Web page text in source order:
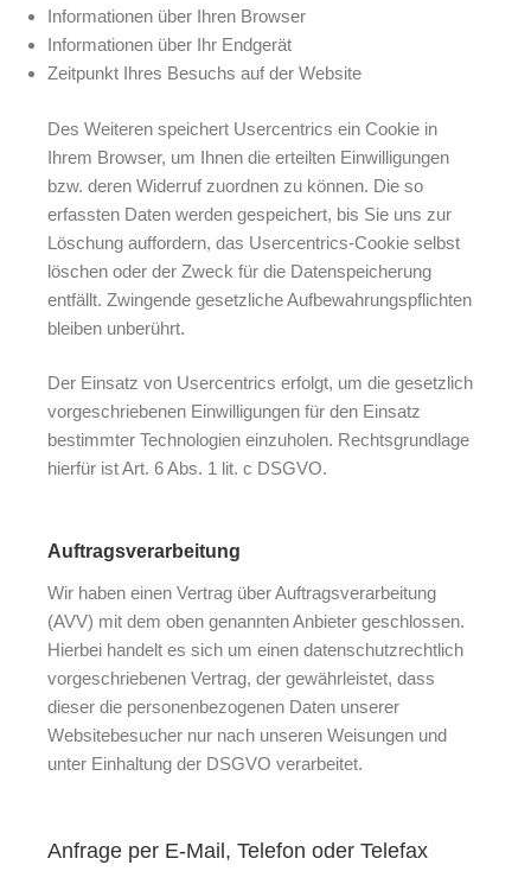
Informationen über Ihren Browser
Informationen über Ihr Endgerät
Zeitpunkt Ihres Besuchs auf der Website
Des Weiteren speichert Usercentrics ein Cookie in
Ihrem Browser, um Ihnen die erteilten Einwilligungen
bzw. deren Widerruf zuordnen zu können. Die so
erfassten Daten werden gespeichert, bis Sie uns zur
Löschung auffordern, das Usercentrics-Cookie selbst
löschen oder der Zweck für die Datenspeicherung
entfällt. Zwingende gesetzliche Aufbewahrungspflichten
bleiben unberührt.
Der Einsatz von Usercentrics erfolgt, um die gesetzlich
vorgeschriebenen Einwilligungen für den Einsatz
bestimmter Technologien einzuholen. Rechtsgrundlage
hierfür ist Art. 6 Abs. 1 lit. c DSGVO.
Auftragsverarbeitung
Wir haben einen Vertrag über Auftragsverarbeitung
(AVV) mit dem oben genannten Anbieter geschlossen.
Hierbei handelt es sich um einen datenschutzrechtlich
vorgeschriebenen Vertrag, der gewährleistet, dass
dieser die personenbezogenen Daten unserer
Websitebesucher nur nach unseren Weisungen und
unter Einhaltung der DSGVO verarbeitet.
Anfrage per E-Mail, Telefon oder Telefax